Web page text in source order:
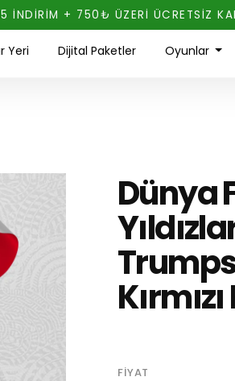
İNDİRİM + 750₺ ÜZERİ ÜCRETSİZ
Yeri Dijital Paketler Oyunlar
Dünya
FIYAT